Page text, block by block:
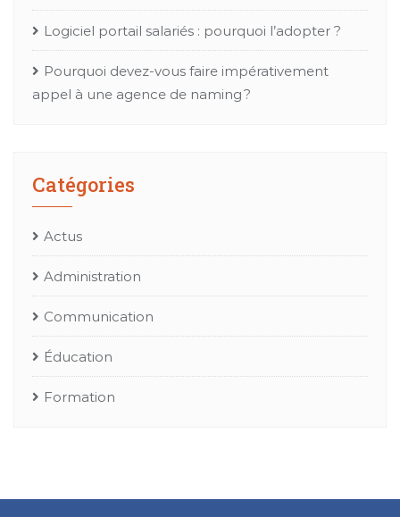
Logiciel portail salariés : pourquoi l’adopter ?
Pourquoi devez-vous faire impérativement
appel à une agence de naming ?
Catégories
Actus
Administration
Communication
Éducation
Formation